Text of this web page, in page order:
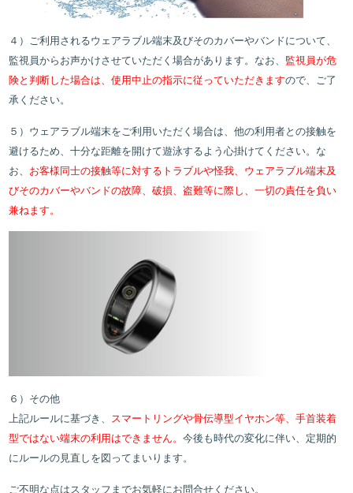
４）ご利用されるウェアラブル端末及びそのカバーやバンドについて、
監視員からお声かけさせていただく場合があります。なお、 監視員が危
険と判断した場合は、使用中止の指示に従っていただきますので、ご了
承ください。
５）ウェアラブル端末をご利用いただく場合は、他の利用者との接触を
避けるため、十分な距離を開けて遊泳するよう心掛けてください。な
お、 お客様同士の接触等に対するトラブルや怪我、ウェアラ ブル端末及
びそのカバーやバンドの故障、破損、盗難等に際し、一切の責任を負い
兼ねます。
６）その他
上記ルールに基づき、 スマートリングや骨伝導型イヤホン等、手首装着
型ではない端末の利用はできません。今後も時代の変化に伴い、定期的
にルールの見直しを図ってまいります。
ご不明な点はスタッフまでお気軽にお問合せください。